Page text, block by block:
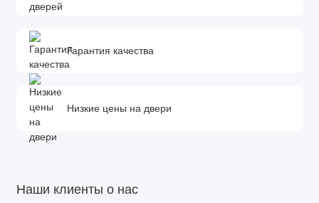
превышает ширину дверной коробки. Определить количество
и ширину добора можно с помощью замера.
Гарантия качества
Низкие цены на двери
Наши клиенты о нас